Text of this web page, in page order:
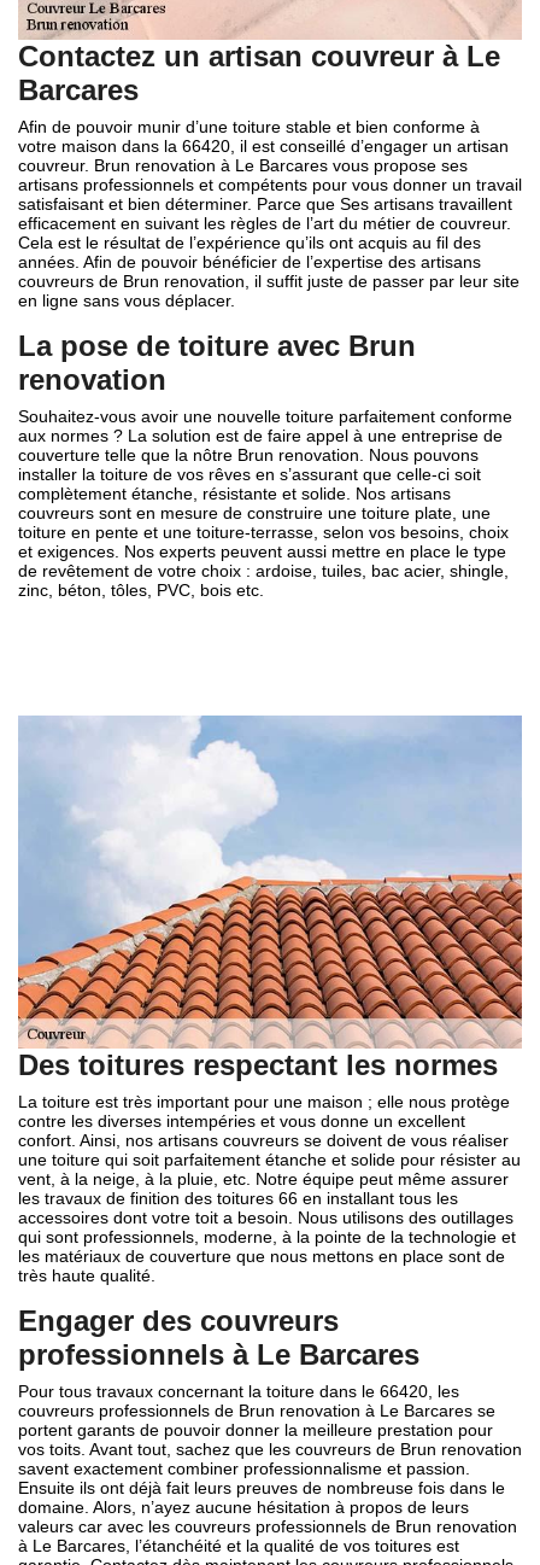
Contactez un artisan couvreur à Le
Barcares
Afin de pouvoir munir d’une toiture stable et bien conforme à
votre maison dans la 66420, il est conseillé d’engager un artisan
couvreur. Brun renovation à Le Barcares vous propose ses
artisans professionnels et compétents pour vous donner un travail
satisfaisant et bien déterminer. Parce que Ses artisans travaillent
efficacement en suivant les règles de l’art du métier de couvreur.
Cela est le résultat de l’expérience qu’ils ont acquis au fil des
années. Afin de pouvoir bénéficier de l’expertise des artisans
couvreurs de Brun renovation, il suffit juste de passer par leur site
en ligne sans vous déplacer.
La pose de toiture avec Brun
renovation
Souhaitez-vous avoir une nouvelle toiture parfaitement conforme
aux normes ? La solution est de faire appel à une entreprise de
couverture telle que la nôtre Brun renovation. Nous pouvons
installer la toiture de vos rêves en s’assurant que celle-ci soit
complètement étanche, résistante et solide. Nos artisans
couvreurs sont en mesure de construire une toiture plate, une
toiture en pente et une toiture-terrasse, selon vos besoins, choix
et exigences. Nos experts peuvent aussi mettre en place le type
de revêtement de votre choix : ardoise, tuiles, bac acier, shingle,
zinc, béton, tôles, PVC, bois etc.
Des toitures respectant les normes
La toiture est très important pour une maison ; elle nous protège
contre les diverses intempéries et vous donne un excellent
confort. Ainsi, nos artisans couvreurs se doivent de vous réaliser
une toiture qui soit parfaitement étanche et solide pour résister au
vent, à la neige, à la pluie, etc. Notre équipe peut même assurer
les travaux de finition des toitures 66 en installant tous les
accessoires dont votre toit a besoin. Nous utilisons des outillages
qui sont professionnels, moderne, à la pointe de la technologie et
les matériaux de couverture que nous mettons en place sont de
très haute qualité.
Engager des couvreurs
professionnels à Le Barcares
Pour tous travaux concernant la toiture dans le 66420, les
couvreurs professionnels de Brun renovation à Le Barcares se
portent garants de pouvoir donner la meilleure prestation pour
vos toits. Avant tout, sachez que les couvreurs de Brun renovation
savent exactement combiner professionnalisme et passion.
Ensuite ils ont déjà fait leurs preuves de nombreuse fois dans le
domaine. Alors, n’ayez aucune hésitation à propos de leurs
valeurs car avec les couvreurs professionnels de Brun renovation
à Le Barcares, l’étanchéité et la qualité de vos toitures est